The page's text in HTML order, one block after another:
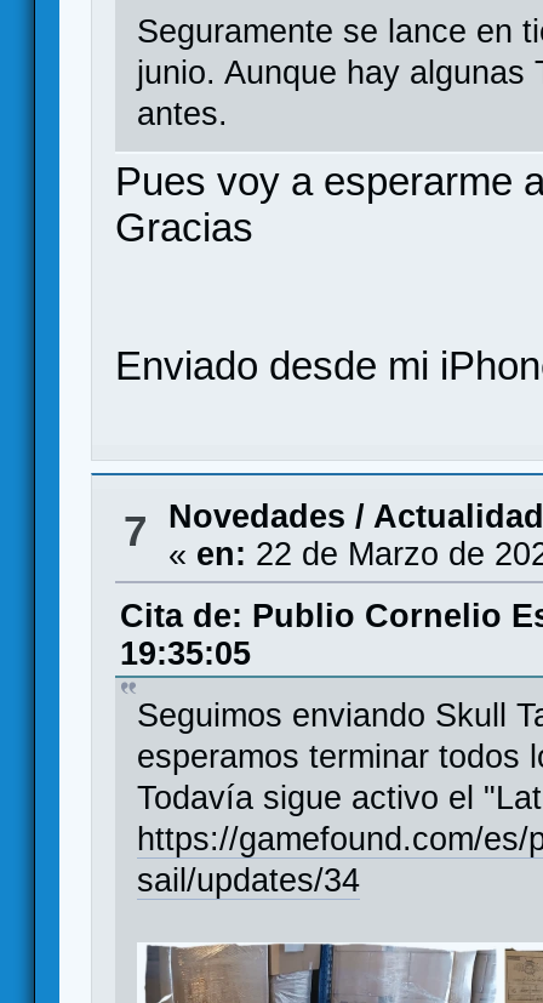
Seguramente se lance en
junio. Aunque hay algunas
antes.
Pues voy a esperarme
Gracias
Enviado desde mi
7
Novedades / Actualidad
« en: 22 de Marzo de
Cita de: Publio Cornelio
19:35:05
Seguimos enviando Skull
esperamos terminar todos
Todavía sigue activo el
https://gamefound.com/
sail/updates/34